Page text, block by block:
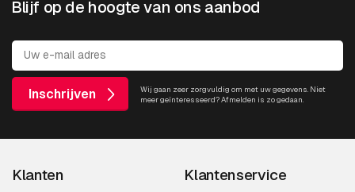
Blijf op de hoogte van ons aanbod
Inschrijven
Wij gaan zeer zorgvuldig om met uw gegevens. Niet
meer geïnteresseerd? Afmelden is zo gedaan.
Klanten Klantenservice